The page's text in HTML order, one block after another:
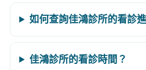
如何查詢佳鴻診所的看診
佳鴻診所的看診時間？